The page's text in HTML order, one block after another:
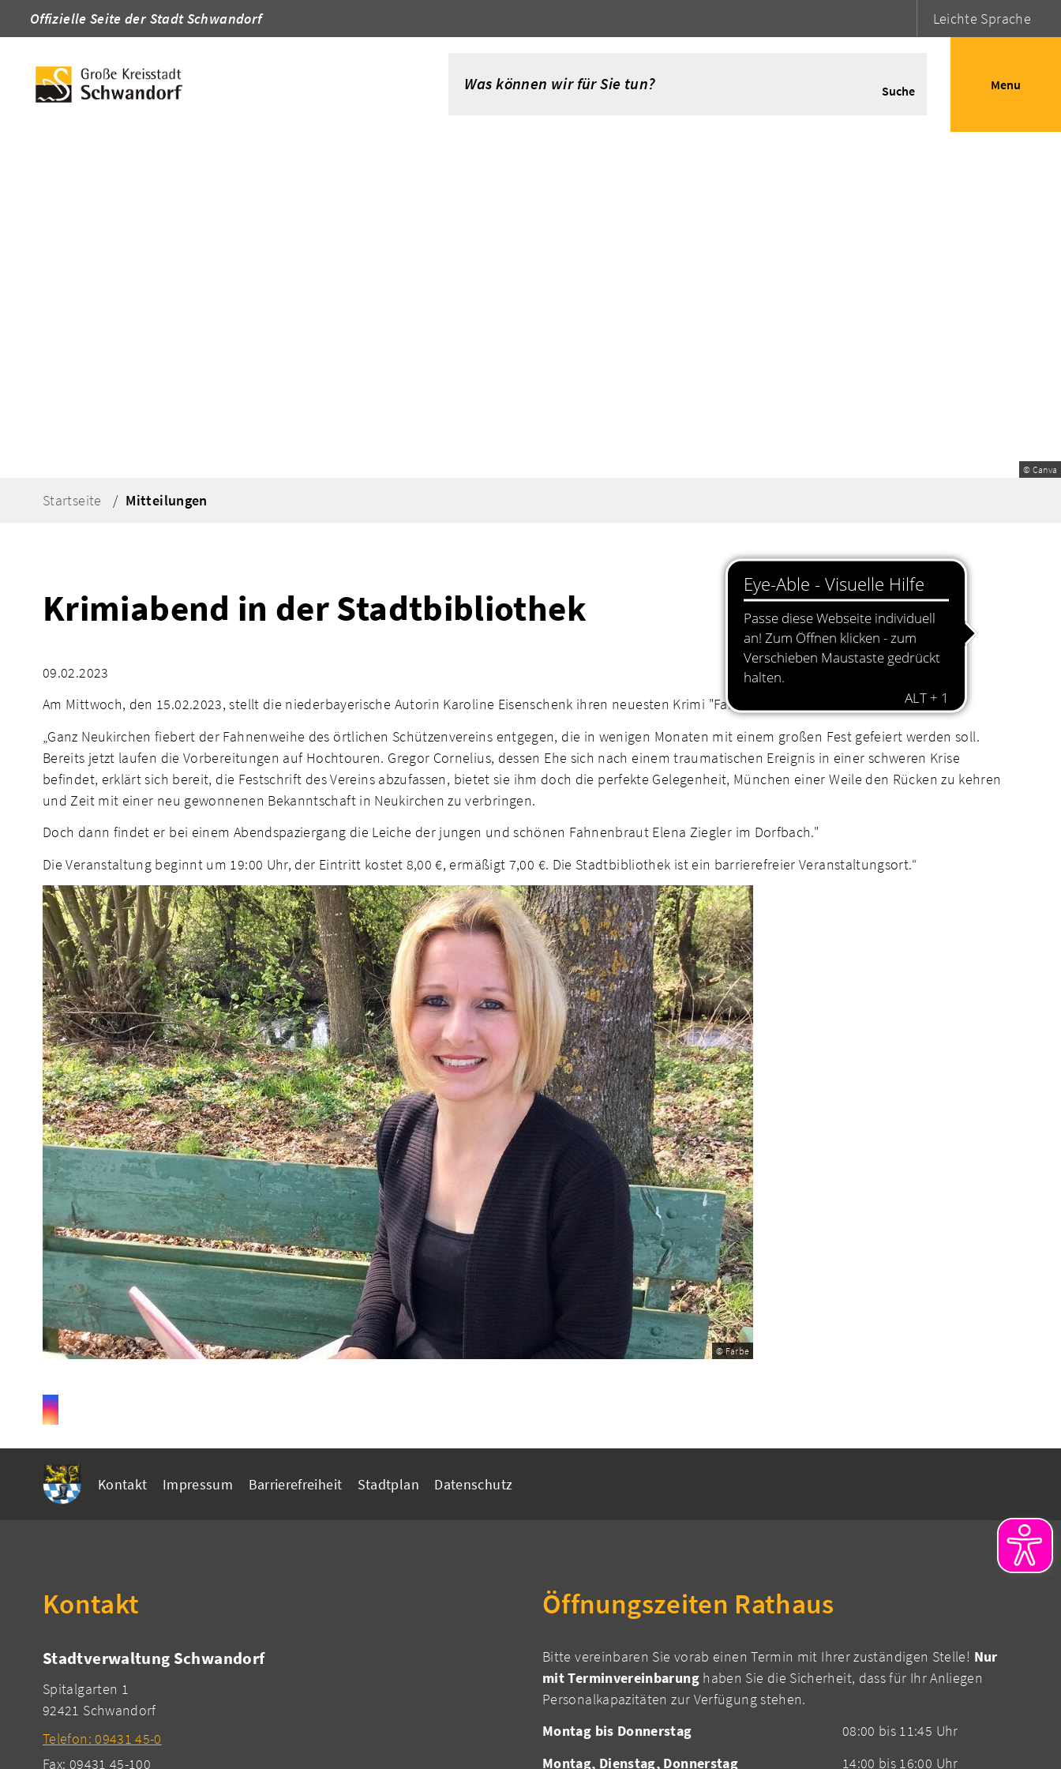
Offizielle Seite der Stadt Schwandorf Leichte Sprache
Suche Menu
© Canva
Startseite Mitteilungen
Krimiabend in der Stadtbibliothek
09.02.2023
Am Mittwoch, den 15.02.2023, stellt die niederbayerische Autorin Karoline Eisenschenk ihren neuesten Krimi "Fahnenweihe" vor.
„Ganz Neukirchen fiebert der Fahnenweihe des örtlichen Schützenvereins entgegen, die in wenigen Monaten mit einem großen Fest gefeiert werden soll.
Bereits jetzt laufen die Vorbereitungen auf Hochtouren. Gregor Cornelius, dessen Ehe sich nach einem traumatischen Ereignis in einer schweren Krise
befindet, erklärt sich bereit, die Festschrift des Vereins abzufassen, bietet sie ihm doch die perfekte Gelegenheit, München einer Weile den Rücken zu kehren
und Zeit mit einer neu gewonnenen Bekanntschaft in Neukirchen zu verbringen.
Doch dann findet er bei einem Abendspaziergang die Leiche der jungen und schönen Fahnenbraut Elena Ziegler im Dorfbach."
Die Veranstaltung beginnt um 19:00 Uhr, der Eintritt kostet 8,00 €, ermäßigt 7,00 €. Die Stadtbibliothek ist ein barrierefreier Veranstaltungsort.“
© Farbe
Kontakt Impressum Barrierefreiheit Stadtplan Datenschutz
Kontakt
Stadtverwaltung Schwandorf
Spitalgarten 1
92421 Schwandorf
Telefon: 09431 45-0
Fax: 09431 45-100
Öffnungszeiten Rathaus
Bitte vereinbaren Sie vorab einen Termin mit Ihrer zuständigen Stelle! Nur
mit Terminvereinbarunghaben Sie die Sicherheit, dass für Ihr Anliegen
Personalkapazitäten zur Verfügung stehen.
Montag bis Donnerstag
Montag, Dienstag, Donnerstag
08:00 bis 11:45 Uhr
14:00 bis 16:00 Uhr